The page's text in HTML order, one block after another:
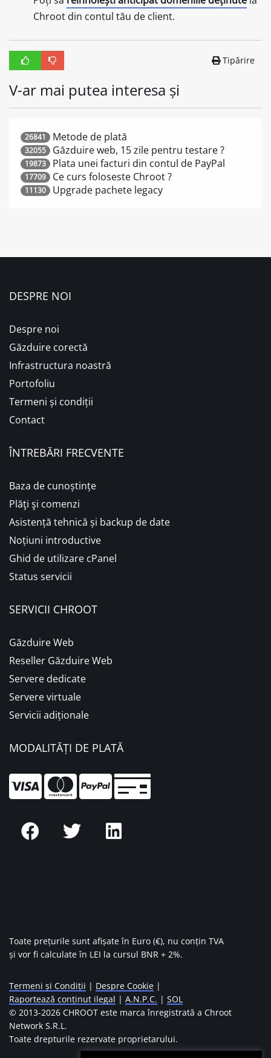
Chroot din contul tău de client.
Tipărire
V-ar mai putea interesa și
26841 Metode de plată
32055 Găzduire web, 15 zile pentru testare ?
19873 Plata unei facturi din contul de PayPal
17709 Ce curs foloseste Chroot ?
11130 Upgrade pachete legacy
DESPRE NOI
Despre noi
Găzduire corectă
Infrastructura noastră
Portofoliu
Termeni și condiții
Contact
ÎNTREBĂRI FRECVENTE
Baza de cunoștințe
Plăţi şi comenzi
Asistență tehnică și backup de date
Noțiuni introductive
Ghid de utilizare cPanel
Status servicii
SERVICII CHROOT
Găzduire Web
Reseller Găzduire Web
Servere dedicate
Servere virtuale
Servicii adiționale
MODALITĂȚI DE PLATĂ
Toate prețurile sunt afișate în Euro (€), nu conțin TVA
și vor fi calculate în LEI la cursul BNR + 2%.
Termeni și Condiții | Despre Cookie |
Raportează conținut ilegal | A.N.P.C. | SOL
© 2013-2026 CHROOT este marca înregistrată a Chroot
Network S.R.L.
Toate drepturile rezervate proprietarului.